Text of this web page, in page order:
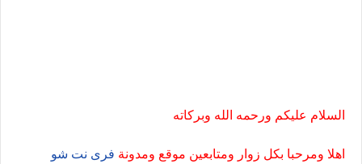
السلام عليكم ورحمه الله وبركاته
اهلا ومرحبا بكل زوار ومتابعين موقع ومدونة فرى نت شو